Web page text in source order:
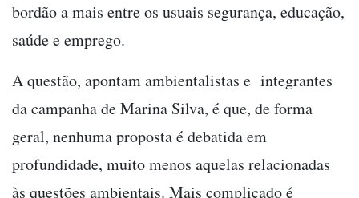
bordão a mais entre os usuais segurança, educação,
saúde e emprego.
A questão, apontam ambientalistas e integrantes
da campanha de Marina Silva, é que, de forma
geral, nenhuma proposta é debatida em
profundidade, muito menos aquelas relacionadas
às questões ambientais. Mais complicado é